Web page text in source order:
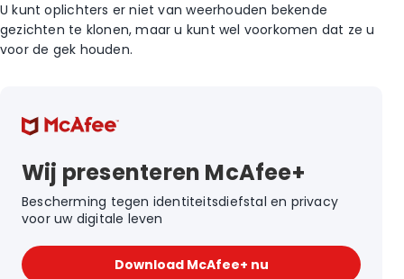
U kunt oplichters er niet van weerhouden bekende
gezichten te klonen, maar u kunt wel voorkomen dat ze u
voor de gek houden.
Wij presenteren McAfee+
Bescherming tegen identiteitsdiefstal en privacy
voor uw digitale leven
Download McAfee+ nu